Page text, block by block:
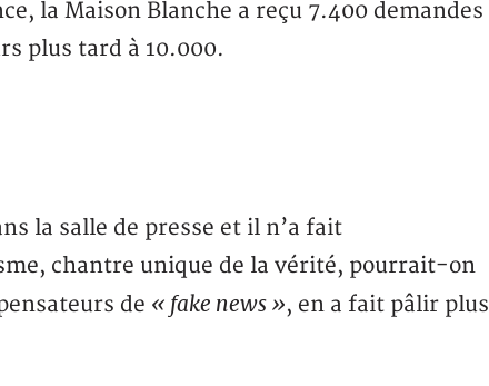
la Maison Blanche a reçu 7.400 demandes
plus tard à 10.000.
la salle de presse et il n’a fait
chantre unique de la vérité, pourrait-on
de « fake news », en a fait pâlir plus